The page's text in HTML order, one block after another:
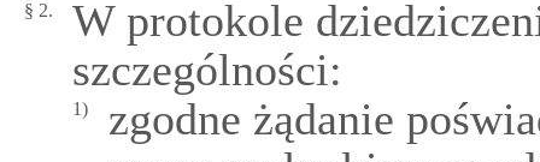
§ 2.
W protokole
szczególności:
1)
zgodne żądanie